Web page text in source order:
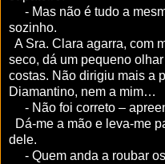
- Mas não é tudo a
sozinho.
A Sra. Clara agarra, com
seco, dá um pequeno
costas. Não dirigiu mais a
Diamantino, nem a mim…
- Não foi correto –
Dá-me a mão e leva-me
dele.
- Quem anda a roubar